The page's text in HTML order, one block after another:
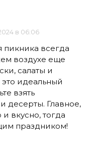
в 06:06
всегда
воздухе еще
салаты и
идеальный
взять
десерты. Главное,
вкусно, тогда
праздником!